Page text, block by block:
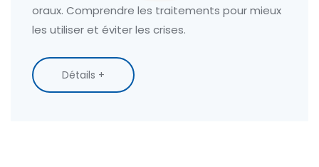
oraux. Comprendre les traitements pour mieux
les utiliser et éviter les crises.
Détails +